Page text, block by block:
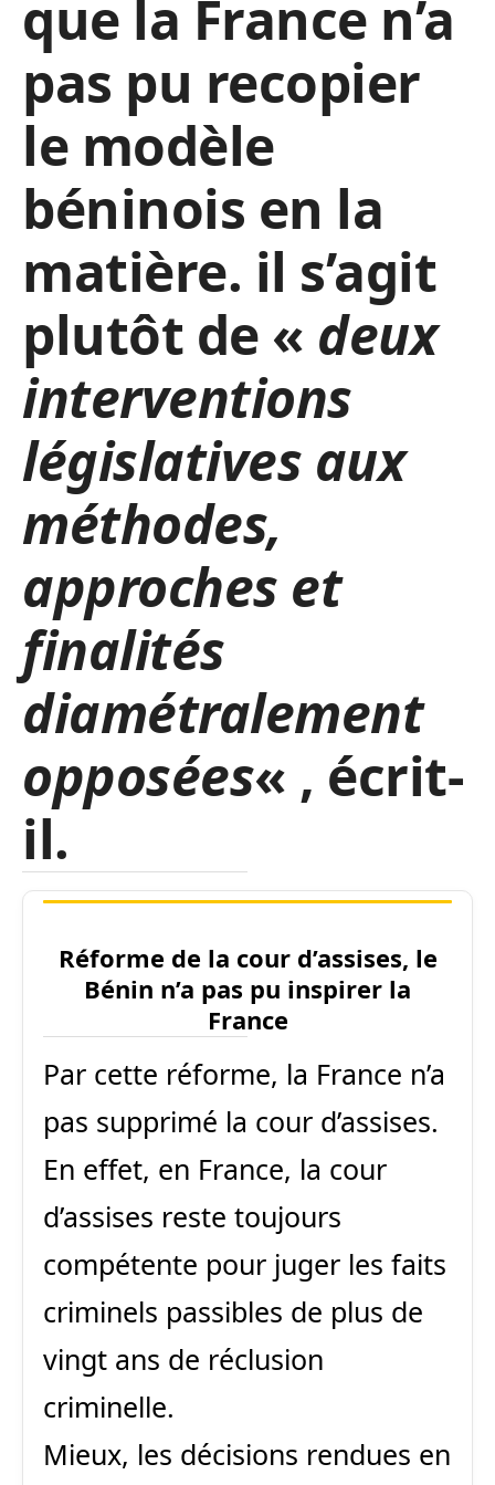
que la France n’a
pas pu recopier
le modèle
béninois en la
matière. il s’agit
plutôt de « deux
interventions
législatives aux
méthodes,
approches et
finalités
diamétralement
opposées« , écrit-
il.
Réforme de la cour d’assises, le
Bénin n’a pas pu inspirer la
France
Par cette réforme, la France n’a
pas supprimé la cour d’assises.
En effet, en France, la cour
d’assises reste toujours
compétente pour juger les faits
criminels passibles de plus de
vingt ans de réclusion
criminelle.
Mieux, les décisions rendues en